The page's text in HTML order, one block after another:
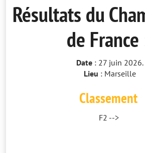
Résultats du
de France
Date : 27 juin 2026.
Lieu : Marseille
Classement
F2 -->